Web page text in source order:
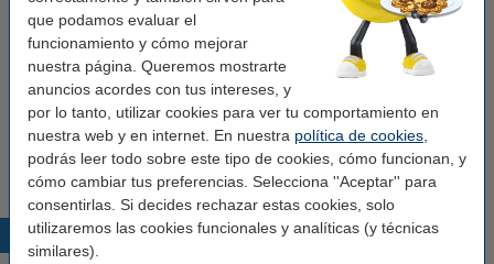
que podamos evaluar el
funcionamiento y cómo mejorar
nuestra página. Queremos mostrarte
anuncios acordes con tus intereses, y
por lo tanto, utilizar cookies para ver tu comportamiento en
nuestra web y en internet. En nuestra política de cookies
podrás leer todo sobre este tipo de cookies, cómo funcionan, y
cómo cambiar tus preferencias. Selecciona ''Aceptar'' para
consentirlas. Si decides rechazar estas cookies, solo
utilizaremos las cookies funcionales y analíticas (y técnicas
similares).
Conector USB 3.0 (4 puertos)
14,90 €
Toallitas de microfibra | 32 x 32 cm | 10
4,50 €
Productos destacados